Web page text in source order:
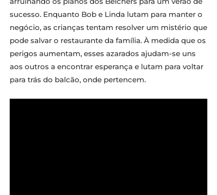
sucesso. Enquanto Bob e Linda lutam para manter o
negócio, as crianças tentam resolver um mistério que
pode salvar o restaurante da família. À medida que os
perigos aumentam, esses azarados ajudam-se uns
aos outros a encontrar esperança e lutam para voltar
para trás do balcão, onde pertencem.